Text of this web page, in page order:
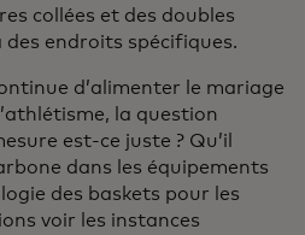
collées et des doubles
des endroits spécifiques.
d’alimenter le mariage
la question
est-ce juste ? Qu’il
dans les équipements
des baskets pour les
voir les instances